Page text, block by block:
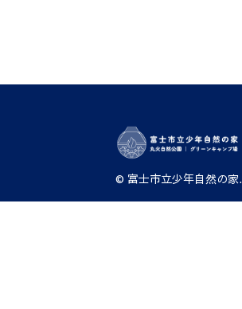
© 富士市立少年自然の家.